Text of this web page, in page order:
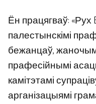
Ён працягваў:
палестынскімі
бежанцаў,
прафесійнымі
камітэтамі
арганізацыямі